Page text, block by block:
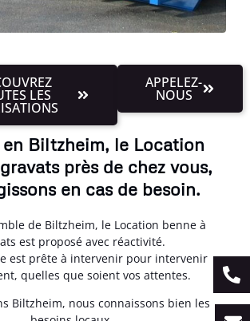
LES
APPELEZ-
NOUS
Biltzheim, le Location
près de chez vous,
en cas de besoin.
de Biltzheim, le Location benne à
est proposé avec réactivité.
est prête à intervenir pour intervenir
quelles que soient vos attentes.
Biltzheim, nous connaissons bien les